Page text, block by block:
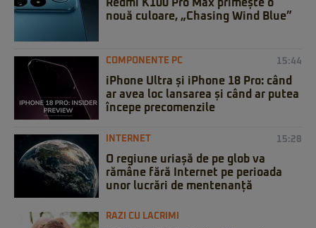
Redmi K100 Pro Max primește o
nouă culoare, „Chasing Wind Blue”
COMPONENTE PC 15:44
iPhone Ultra și iPhone 18 Pro: când
ar avea loc lansarea și când ar putea
începe precomenzile
INTERNET 15:28
O regiune uriașă de pe glob va
rămâne fără Internet pe perioada
unor lucrări de mentenanță
RAZI CU LACRIMI